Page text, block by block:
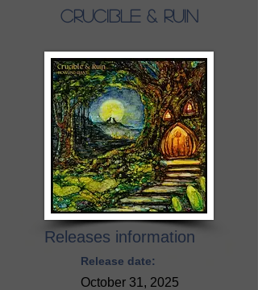
Crucible & Ruin
Releases information
Release date:
October 31, 2025